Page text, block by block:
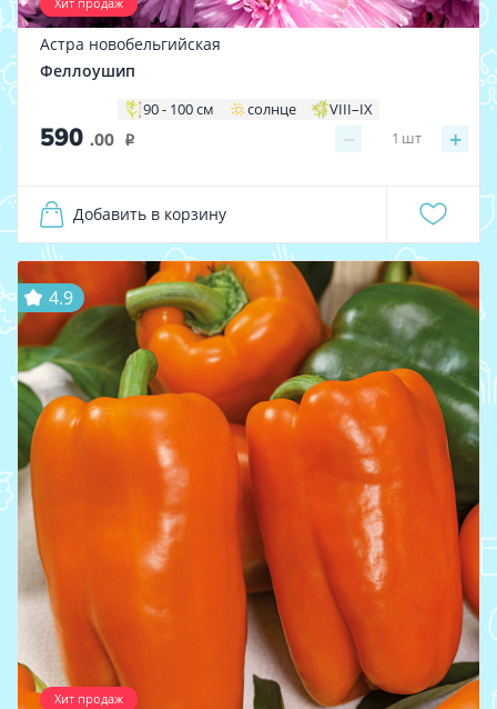
Астра новобельгийская
Феллоушип
90 - 100 см солнце VIII–IX
590 .00 i − +
1 шт
Добавить в корзину
Хит продаж
4.9